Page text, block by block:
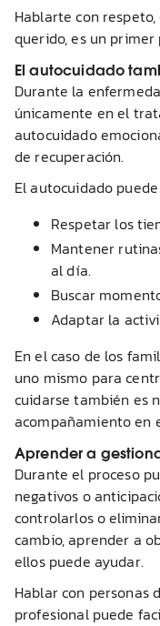
Hablarte con
querido, es un
El autocuidado
Durante la
únicamente en el
autocuidado
de recuperación.
El autocuidado
Respetar los
Mantener
al día.
Buscar
Adaptar la
En el caso de los
uno mismo para
cuidarse también es
acompañamiento en
Aprender a
Durante el proceso
negativos o
controlarlos o
cambio, aprender a
ellos puede ayudar.
Hablar con personas
profesional puede